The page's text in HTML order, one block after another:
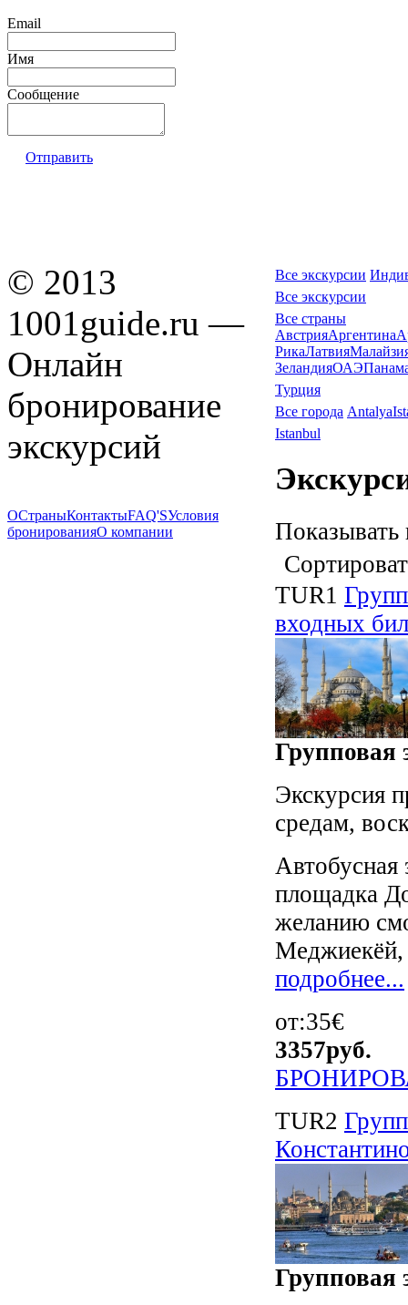
Email
Имя
Сообщение
Отправить
Все экскурсии
Все экскурсии
Все страны
АвстрияАргентина
РикаЛатвия
ЗеландияОАЭ
Турция
Все города Antalya
Istanbul
Показывать
TUR1
входных
Групповая
Экскурсия
средам,
Автобусная
площадка
желанию
Меджиекёй,
подробнее...
от:35€
3357руб.
TUR2
Групповая
© 2013
1001guide.ru —
Онлайн
бронирование
экскурсий
ОСтраныКонтактыFAQ'SУсловия
бронированияО компании